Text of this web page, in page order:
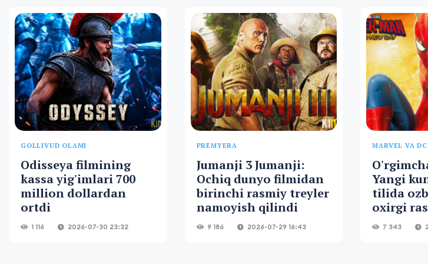
GOLLIVUD OLAMI
Odisseya filmining
kassa yig'imlari 700
million dollardan
ortdi
1 116 2026-07-30 23:32
PREMYERA
Jumanji 3 Jumanji:
Ochiq dunyo filmidan
birinchi rasmiy treyler
namoyish qilindi
9 186 2026-07-29 16:43
MARVEL VA
Yangi
tilida
oxirgi
7 343